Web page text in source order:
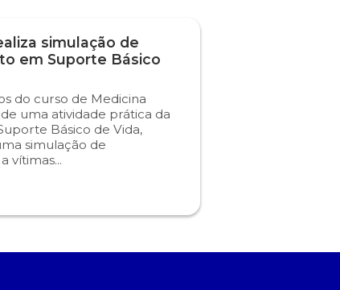
simulação de
em Suporte Básico
do curso de Medicina
uma atividade prática da
Básico de Vida,
simulação de
vítimas...